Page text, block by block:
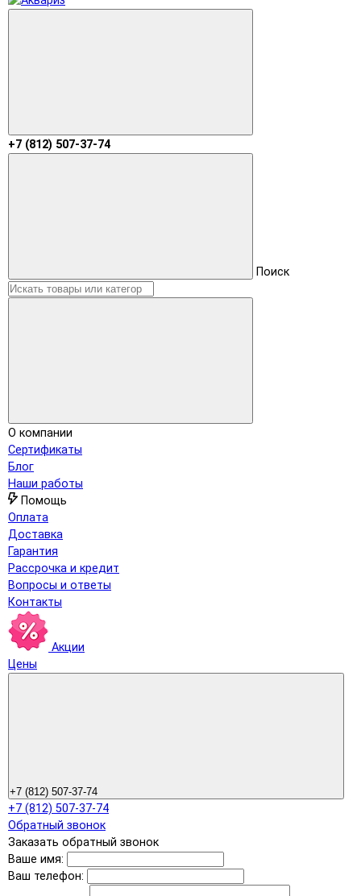
+7 (812) 507-37-74
Поиск
О компании
Сертификаты
Блог
Наши работы
Помощь
Оплата
Доставка
Гарантия
Рассрочка и кредит
Вопросы и ответы
Контакты
Акции
Цены
+7 (812) 507-37-74
+7 (812) 507-37-74
Обратный звонок
Заказать обратный звонок
Ваше имя:
Ваш телефон: